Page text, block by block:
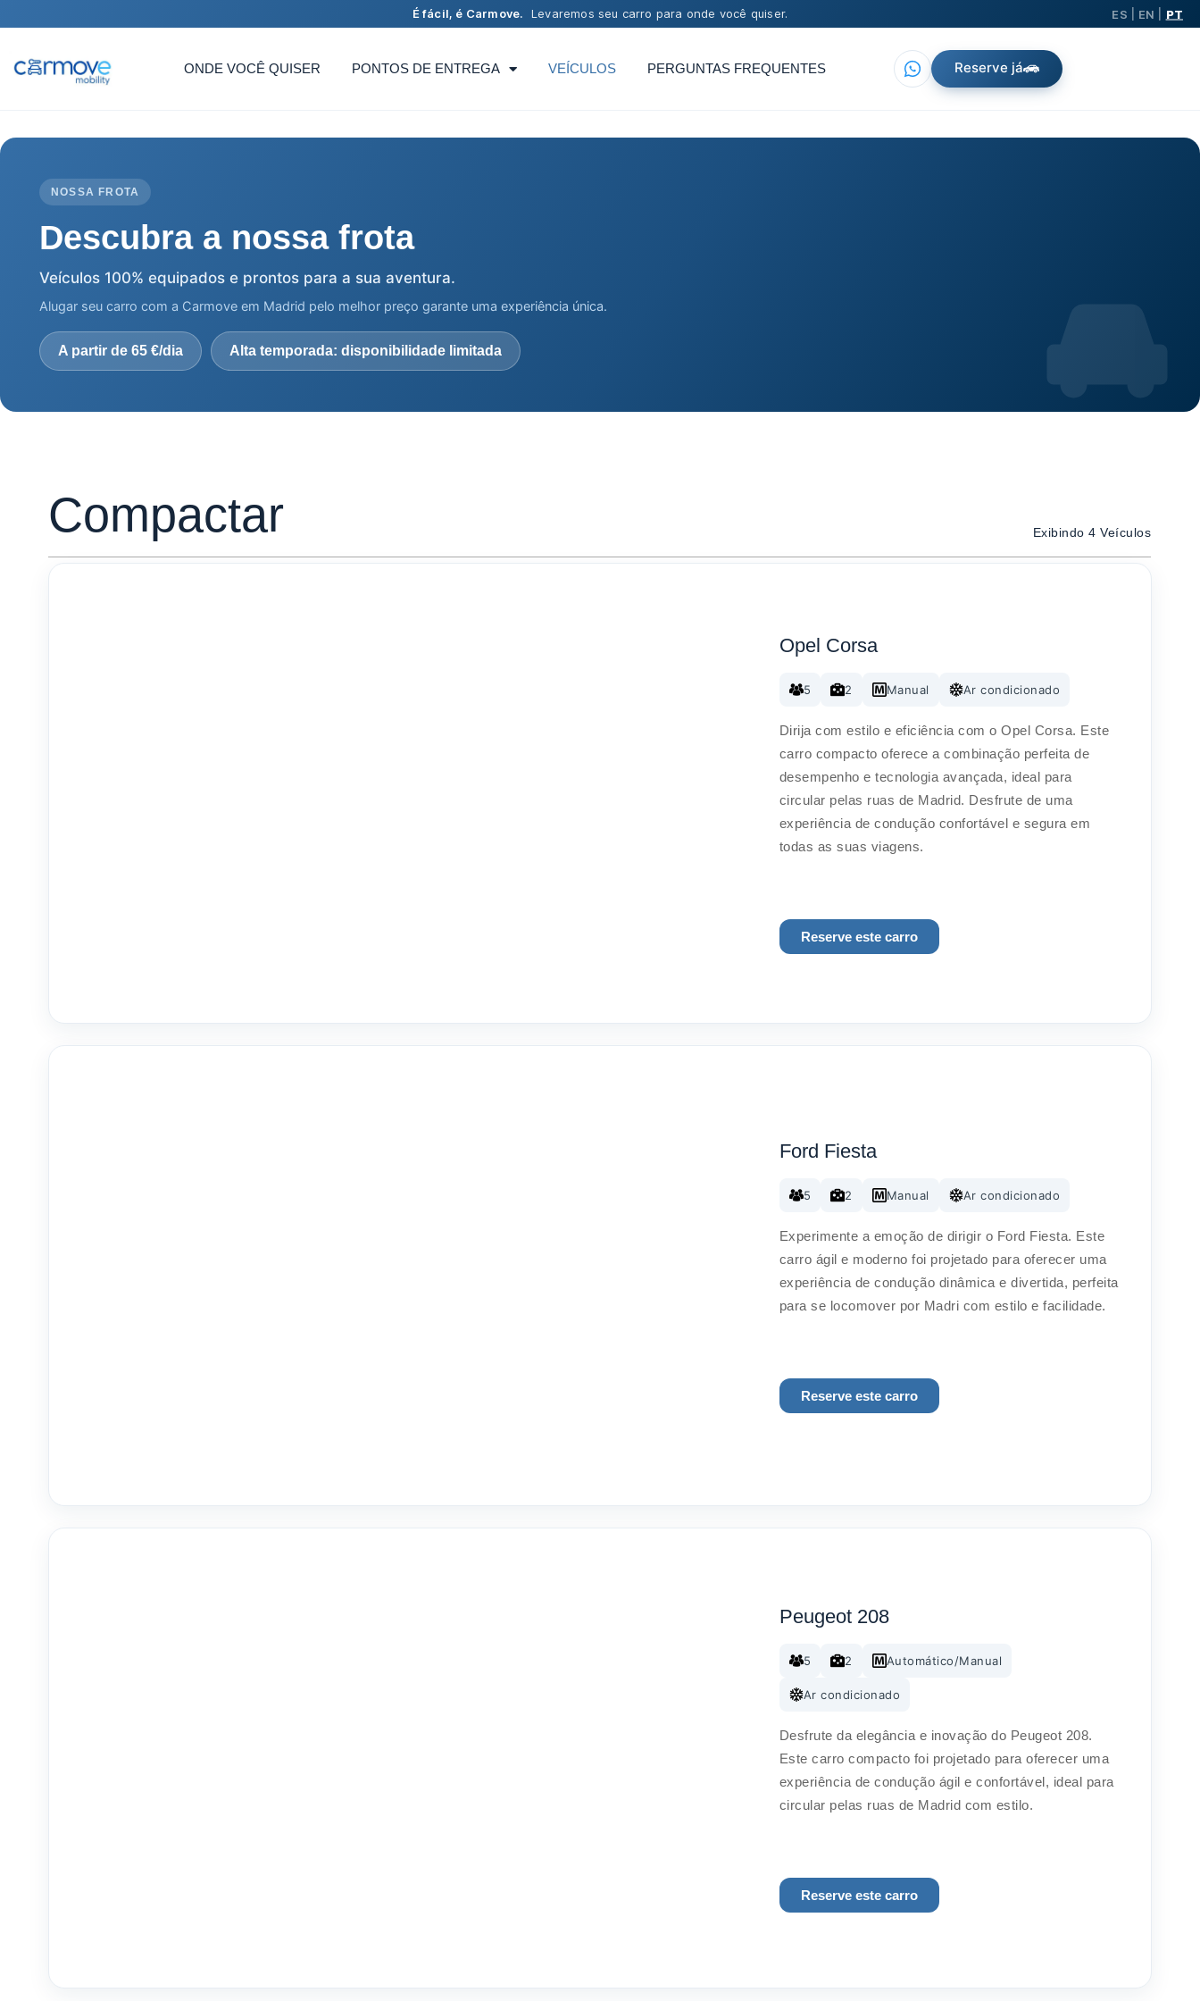
É fácil, é Carmove. Levaremos seu carro para onde você quiser. ES EN PT
ONDE VOCÊ QUISER PONTOS DE ENTREGA VEÍCULOS PERGUNTAS FREQUENTES Reserve já
NOSSA FROTA
Descubra a nossa frota
Veículos 100% equipados e prontos para a sua aventura.
Alugar seu carro com a Carmove em Madrid pelo melhor preço garante uma experiência única.
A partir de 65 €/dia Alta temporada: disponibilidade limitada
Compactar Exibindo 4 Veículos
Opel Corsa
5 2 Manual Ar condicionado
Dirija com estilo e eficiência com o Opel Corsa. Este
carro compacto oferece a combinação perfeita de
desempenho e tecnologia avançada, ideal para
circular pelas ruas de Madrid. Desfrute de uma
experiência de condução confortável e segura em
todas as suas viagens.
Reserve este carro
Ford Fiesta
5 2 Manual Ar condicionado
Experimente a emoção de dirigir o Ford Fiesta. Este
carro ágil e moderno foi projetado para oferecer uma
experiência de condução dinâmica e divertida, perfeita
para se locomover por Madri com estilo e facilidade.
Reserve este carro
Peugeot 208
5 2 Automático/Manual
Ar condicionado
Desfrute da elegância e inovação do Peugeot 208.
Este carro compacto foi projetado para oferecer uma
experiência de condução ágil e confortável, ideal para
circular pelas ruas de Madrid com estilo.
Reserve este carro